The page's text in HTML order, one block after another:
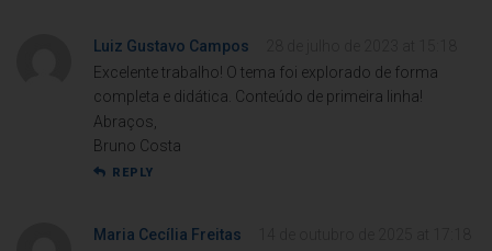
Luiz Gustavo Campos
Excelente trabalho! O tema foi explorado de forma
completa e didática. Conteúdo de primeira linha!
Abraços,
Bruno Costa
REPLY
Maria Cecília Freitas